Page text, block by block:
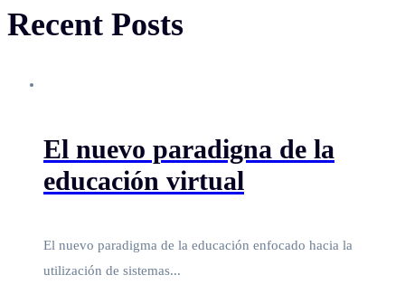
Recent Posts
El nuevo paradigna de la
educación virtual
El nuevo paradigma de la educación enfocado hacia la
utilización de sistemas...